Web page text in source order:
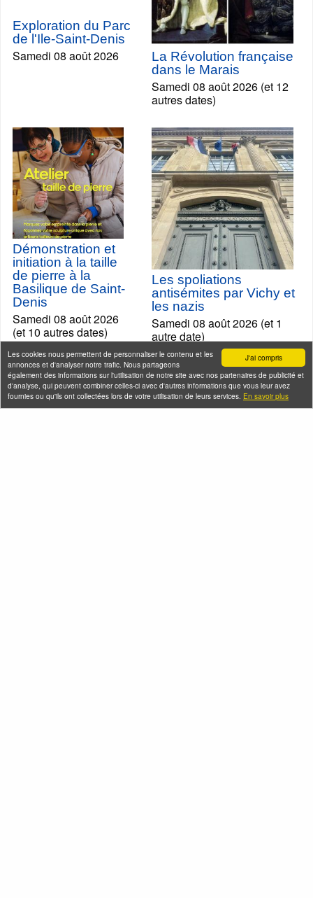
J'ai compris
Les cookies nous permettent de personnaliser le contenu et les
annonces et d'analyser notre trafic. Nous partageons
également des informations sur l'utilisation de notre site avec nos partenaires de publicité et
d'analyse, qui peuvent combiner celles-ci avec d'autres informations que vous leur avez
fournies ou qu'ils ont collectées lors de votre utilisation de leurs services. En savoir plus
Exploration du Parc
de l'Ile-Saint-Denis
Samedi 08 août 2026
La Révolution française
dans le Marais
Samedi 08 août 2026 (et 12
autres dates)
Démonstration et
initiation à la taille
de pierre à la
Basilique de Saint-
Denis
Samedi 08 août 2026
(et 10 autres dates)
Les spoliations
antisémites par Vichy et
les nazis
Samedi 08 août 2026 (et 1
autre date)